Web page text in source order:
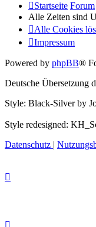
Startseite Forum
Alle Zeiten sind
Alle Cookies
Impressum
Powered by phpBB®
Deutsche Übersetzung
Style: Black-Silver by
Style redesigned:
Datenschutz |